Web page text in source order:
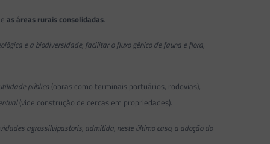
as áreas rurais consolidadas.
e a biodiversidade, facilitar o fluxo gênico de fauna e flora,
pública (obras como terminais portuários, rodovias),
(vide construção de cercas em propriedades).
agrossilvipastoris, admitida, neste último caso, a adoção do